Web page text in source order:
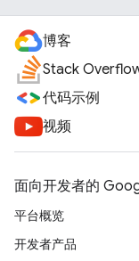
博客
Stack
代码示例
视频
面向开发者的
平台概览
开发者产品